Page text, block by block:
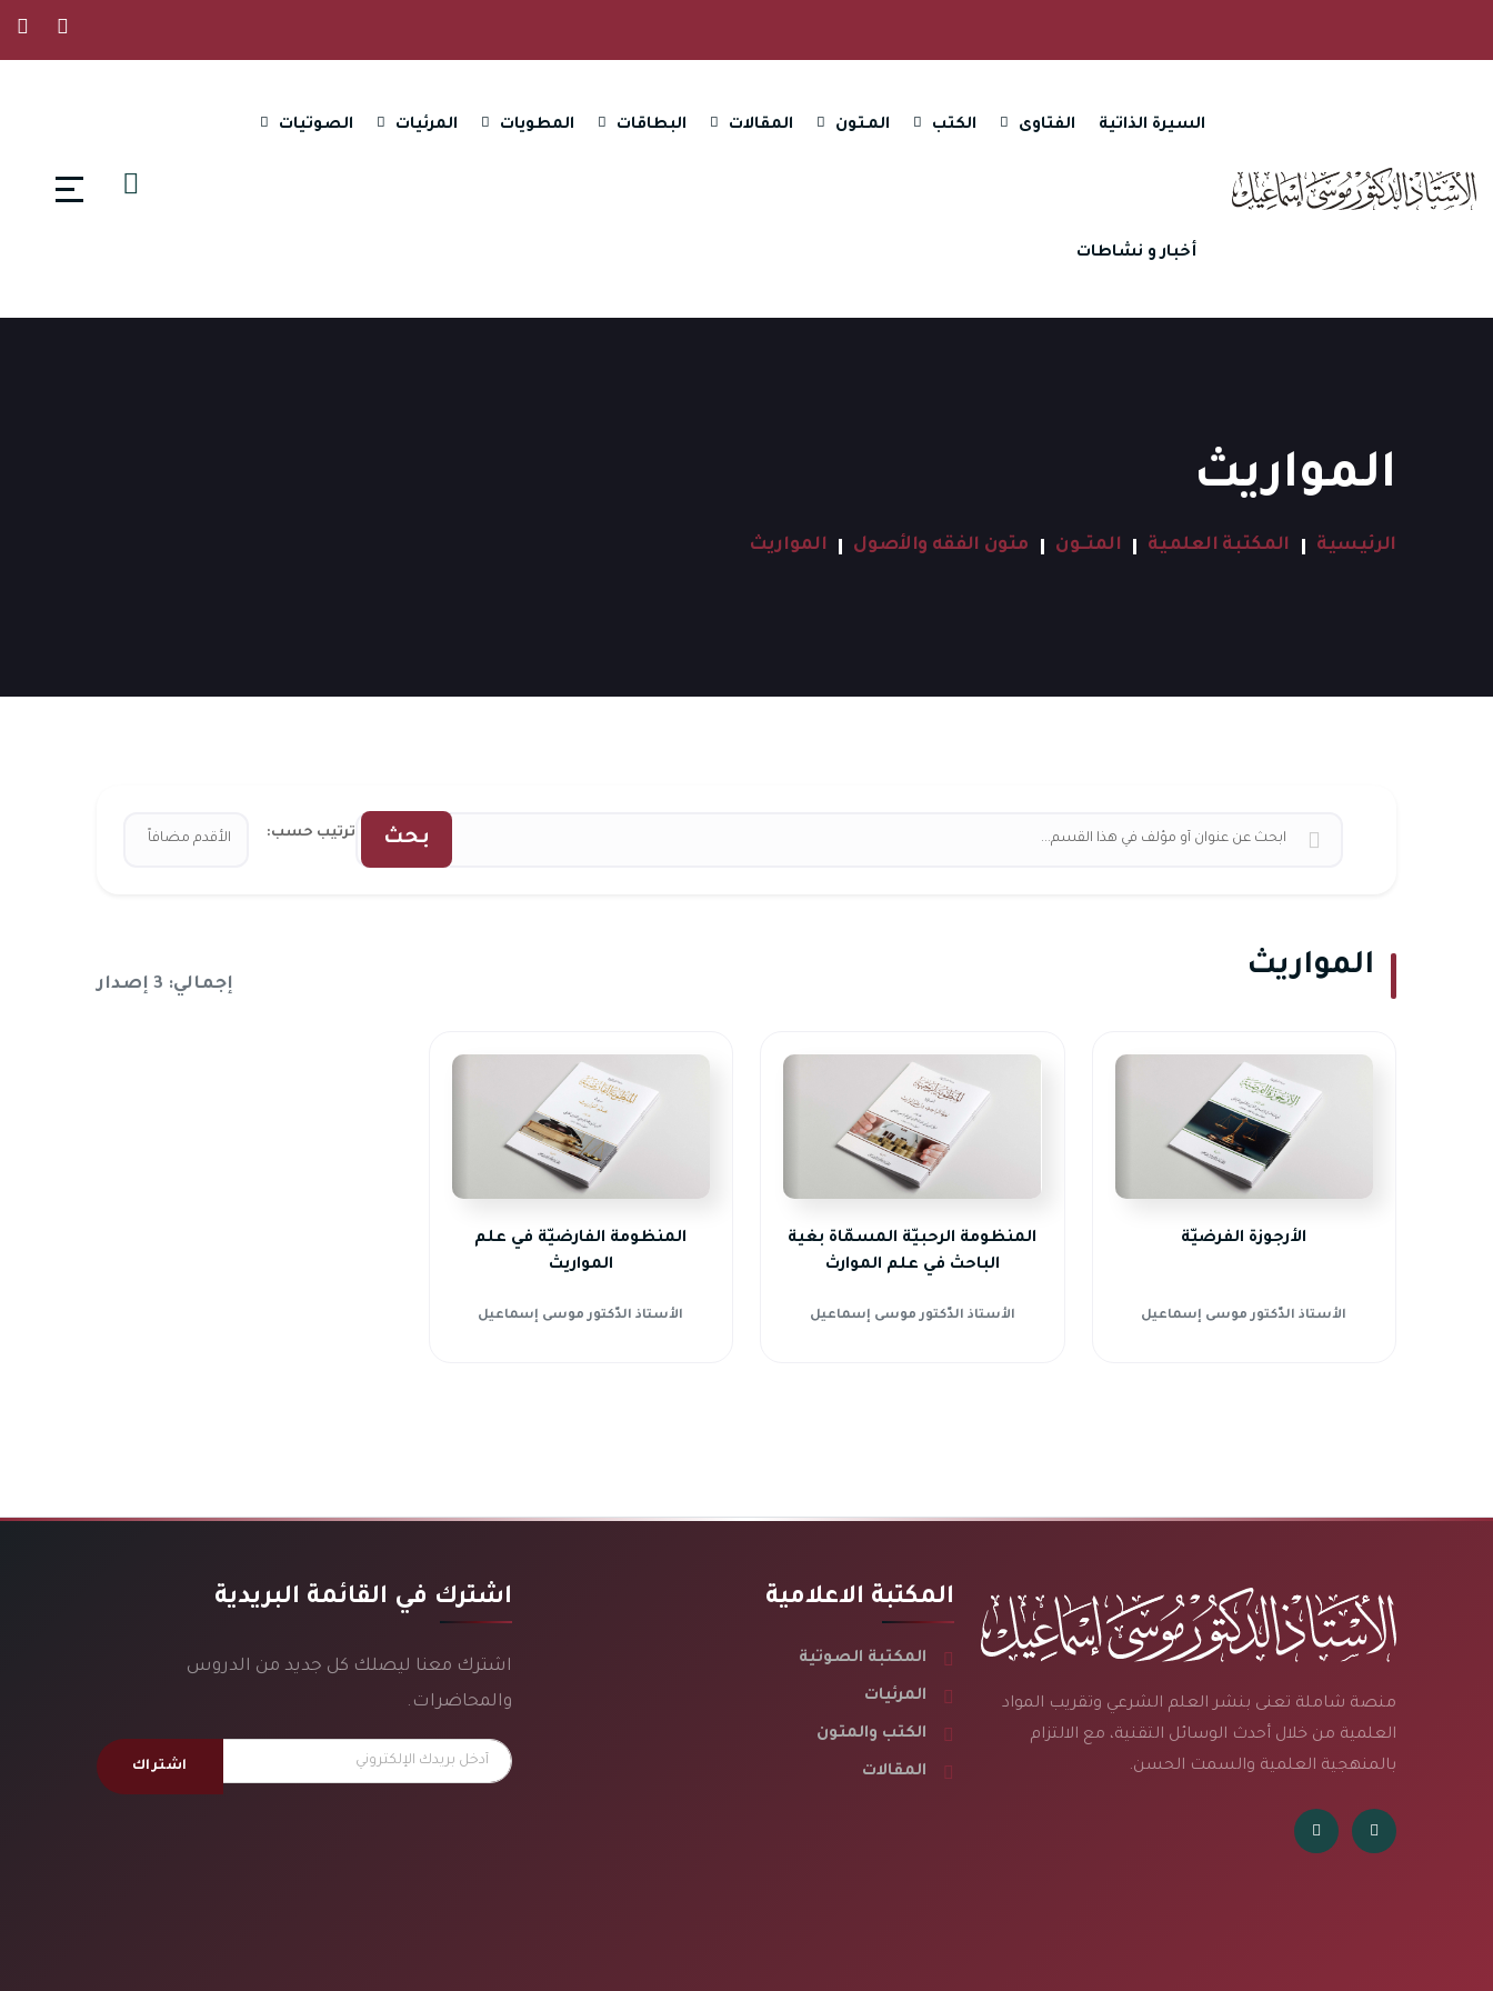
السيرة الذاتية الفتاوى الكتب المـتون المقالات البطاقات المطويات المرئيات الصوتيات
أخبار و نشاطات
المواريث
الرئيسية المكتبة العلمية المتــون متون الفقه والأصول المواريث
بحث ترتيب حسب:
المواريث
إجمالي: 3 إصدار
الأرجوزة الفرضيّة
الأستاذ الدّكتور موسى إسماعيل
المنظومة الرحبيّة المسمّاة بغية
الباحث في علم الموارث
الأستاذ الدّكتور موسى إسماعيل
المنظومة الفارضيّة في علم
المواريث
الأستاذ الدّكتور موسى إسماعيل
منصة شاملة تعنى بنشر العلم الشرعي وتقريب المواد
العلمية من خلال أحدث الوسائل التقنية، مع الالتزام
بالمنهجية العلمية والسمت الحسن.
المكتبة الاعلامية
المكتبة الصوتية
المرئيات
الكتب والمتون
المقالات
اشترك في القائمة البريدية
اشترك معنا ليصلك كل جديد من الدروس
والمحاضرات.
اشتراك